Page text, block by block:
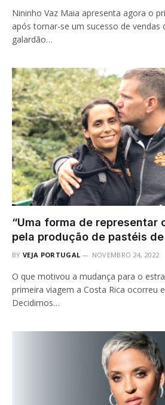
Nininho Vaz Maia apresenta agora o
após tornar-se um sucesso de vendas
galardão…
“Uma forma de representar
pela produção de pastéis
BY VEJA PORTUGAL NOVEMBRO 24, 2022
O que motivou a mudança para o
primeira viagem a Costa Rica ocorreu
Decidimos…